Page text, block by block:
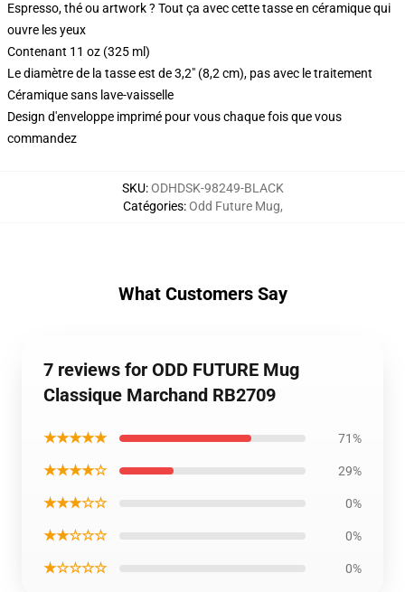
Espresso, thé ou artwork ? Tout ça avec cette tasse en céramique qui
ouvre les yeux
Contenant 11 oz (325 ml)
Le diamètre de la tasse est de 3,2" (8,2 cm), pas avec le traitement
Céramique sans lave-vaisselle
Design d'enveloppe imprimé pour vous chaque fois que vous
commandez
SKU:ODHDSK-98249-BLACK
Catégories:Odd Future Mug,
What Customers Say
7 reviews for ODD FUTURE Mug
Classique Marchand RB2709
★★★★★ 71%
★★★★☆ 29%
★★★☆☆ 0%
★★☆☆☆ 0%
★☆☆☆☆ 0%